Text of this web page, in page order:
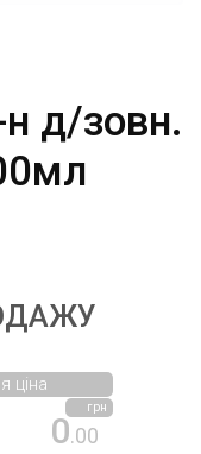
д/зовн.
0.00
грн
ціна